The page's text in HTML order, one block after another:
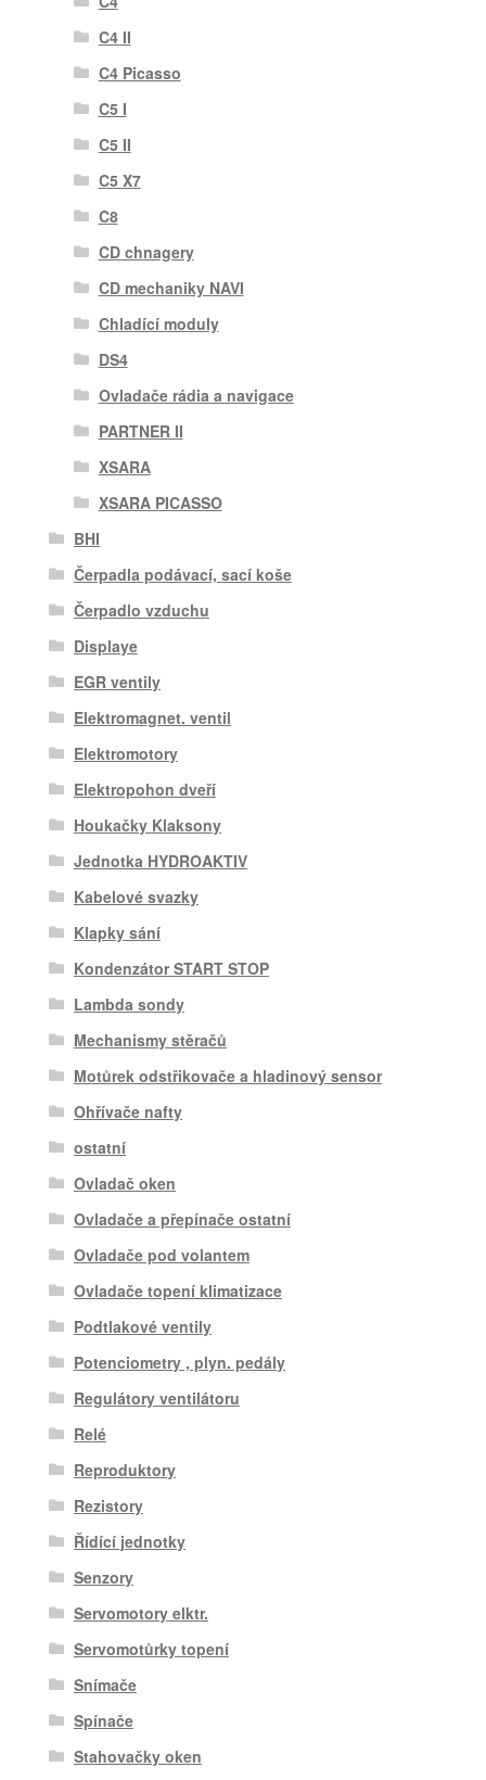
C4 II
C4 Picasso
C5 I
C5 II
C5 X7
C8
CD chnagery
CD mechaniky NAVI
Chladící moduly
DS4
Ovladače rádia a navigace
PARTNER II
XSARA
XSARA PICASSO
BHI
Čerpadla podávací, sací koše
Čerpadlo vzduchu
Displaye
EGR ventily
Elektromagnet. ventil
Elektromotory
Elektropohon dveří
Houkačky Klaksony
Jednotka HYDROAKTIV
Kabelové svazky
Klapky sání
Kondenzátor START STOP
Lambda sondy
Mechanismy stěračů
Motůrek odstřikovače a hladinový sensor
Ohřívače nafty
ostatní
Ovladač oken
Ovladače a přepínače ostatní
Ovladače pod volantem
Ovladače topení klimatizace
Podtlakové ventily
Potenciometry , plyn. pedály
Regulátory ventilátoru
Relé
Reproduktory
Rezistory
Řídící jednotky
Senzory
Servomotory elktr.
Servomotůrky topení
Snímače
Spínače
Stahovačky oken